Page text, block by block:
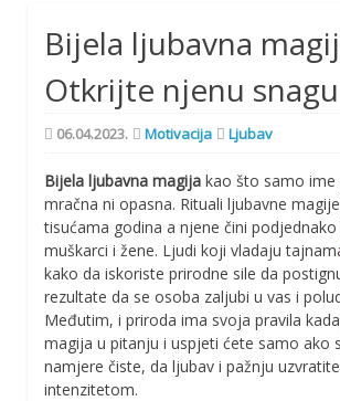
Bijela ljubavna
Otkrijte njenu snagu
06.04.2023. Motivacija Ljubav
Bijela ljubavna magija kao što samo ime
mračna ni opasna. Rituali ljubavne
tisućama godina a njene čini
muškarci i žene. Ljudi koji vladaju
kako da iskoriste prirodne sile da
rezultate da se osoba zaljubi u vas i
Međutim, i priroda ima svoja pravila
magija u pitanju i uspjeti ćete samo ako
namjere čiste, da ljubav i pažnju
intenzitetom.